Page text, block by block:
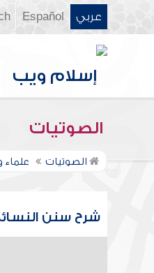
عربي Español
الصوتيات
الصوتيات علماء
شرح سنن